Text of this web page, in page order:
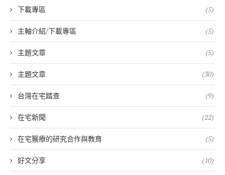
下載專區 (5)
主軸介紹/下載專區 (5)
主題文章 (5)
主題文章 (30)
台灣在宅踏查 (9)
在宅新聞 (22)
在宅醫療的研究合作與教育 (5)
好文分享 (10)